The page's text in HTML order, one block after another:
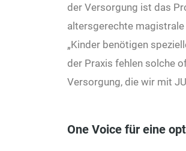
der Versorgung ist das
altersgerechte
„Kinder benötigen
der Praxis fehlen solche
Versorgung, die wir mit
One Voice für eine